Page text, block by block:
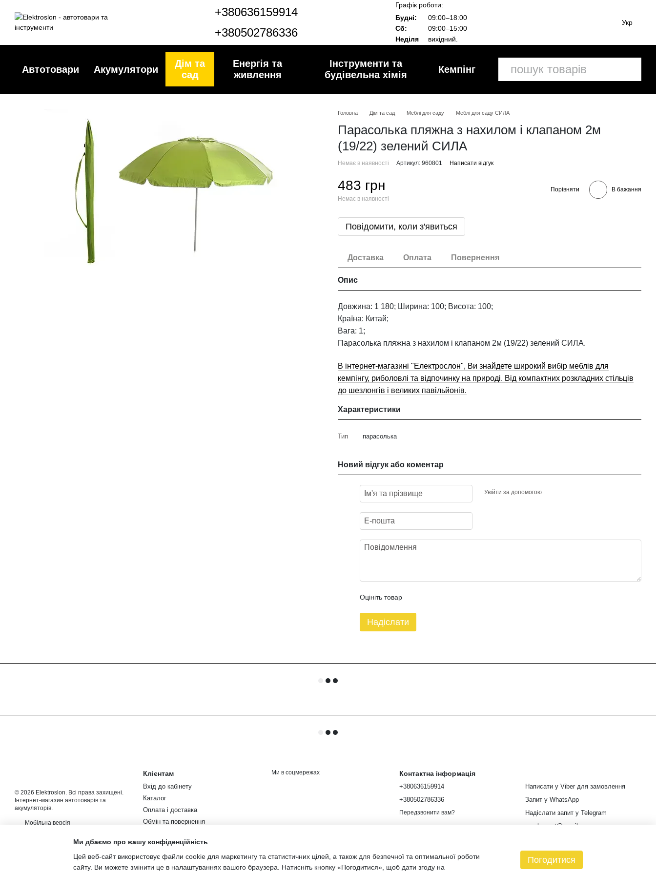
+380636159914
+380502786336
Графік роботи:
Будні:
09:00–18:00
Сб:
09:00–15:00
Неділя
вихідний.
Укр
Автотовари Акумулятори
Дім та
сад
Енергія та
живлення
Інструменти та
будівельна хімія
Кемпінг
Головна Дім та сад Меблі для саду Меблі для саду СИЛА
Парасолька пляжна з нахилом і клапаном 2м
(19/22) зелений СИЛА
Немає в наявності Артикул: 960801 Написати відгук
483 грн
Немає в наявності
Порівняти В бажання
Повідомити, коли з'явиться
Доставка Оплата Повернення
Опис
Довжина: 1 180; Ширина: 100; Висота: 100;
Країна: Китай;
Вага: 1;
Парасолька пляжна з нахилом і клапаном 2м (19/22) зелений СИЛА.
В інтернет-магазині "Електрослон", Ви знайдете широкий вибір меблів для
кемпінгу, риболовлі та відпочинку на природі. Від компактних розкладних стільців
до шезлонгів і великих павільйонів.
Характеристики
Тип парасолька
Новий відгук або коментар
Увійти за допомогою
Оцініть товар
Надіслати
© 2026 Elektroslon. Всі права захищені.
Інтернет-магазин автотоварів та
акумуляторів.
Мобільна версія
Клієнтам
Вхід до кабінету
Каталог
Оплата і доставка
Обмін та повернення
Новини та статті
Угода користувача
Ми в соцмережах Контактна інформація
+380636159914
+380502786336
Передзвонити вам?
Написати у Viber для замовлення
Запит у WhatsApp
Надіслати запит у Telegram
euroleopart@gmail.com
Мапа проїзду
Ми дбаємо про вашу конфіденційність
Цей веб-сайт використовує файли cookie для маркетингу та статистичних цілей, а також для безпечної та оптимальної роботи
сайту. Ви можете змінити це в налаштуваннях вашого браузера. Натисніть кнопку «Погодитися», щоб дати згоду на
Погодитися